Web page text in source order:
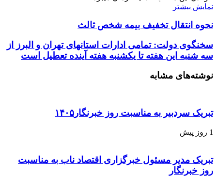
نمایش بیشتر
نحوه انتقال تخفیف بیمه شخص ثالث
سخنگوی دولت: تمامی ادارات استانهای تهران و البرز از
سه شنبه این هفته تا یکشنبه هفته آینده تعطیل است
نوشته‌های مشابه
تبریک سردبیر به مناسبت روز خبرنگار۱۴۰۵
1 روز پیش
تبریک مدیر مسئول خبرگزاری اقتصاد ناب به مناسبت
روز خبرنگار